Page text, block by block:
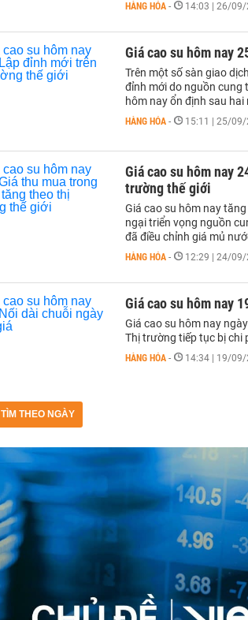
HÀNG HÓA - 14:03 | 26/
Giá cao su hôm nay
Trên một số sàn giao
đỉnh mới do nguồn cung
hôm nay ổn định sau
HÀNG HÓA - 15:11 | 25/
Giá cao su hôm nay
trường thế giới
Giá cao su hôm nay
ngại triển vọng nguồn
đã điều chỉnh giá mủ
HÀNG HÓA - 12:29 | 24/
Giá cao su hôm nay
Giá cao su hôm nay
Thị trường tiếp tục bị chi
HÀNG HÓA - 14:34 | 19/
TÌM THEO NGÀY